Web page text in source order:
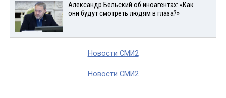
Александр Бельский об иноагентах: «Как
они будут смотреть людям в глаза?»
Новости СМИ2
Новости СМИ2